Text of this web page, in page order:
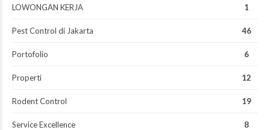
LOWONGAN KERJA 1
Pest Control di Jakarta 46
Portofolio 6
Properti 12
Rodent Control 19
Service Excellence 8